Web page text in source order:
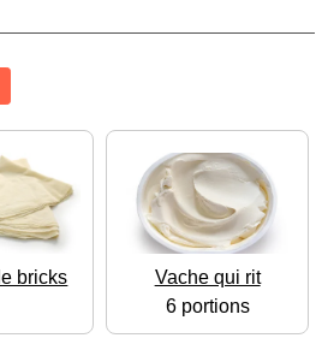
bricks
Vache qui rit
6 portions